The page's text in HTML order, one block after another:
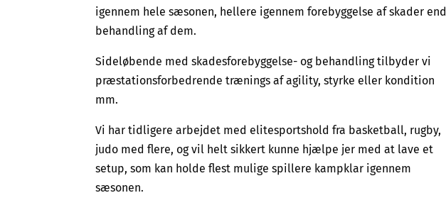
igennem hele sæsonen, hellere igennem forebyggelse af skader end
behandling af dem.
Sideløbende med skadesforebyggelse- og behandling tilbyder vi
præstationsforbedrende trænings af agility, styrke eller kondition
mm.
Vi har tidligere arbejdet med elitesportshold fra basketball, rugby,
judo med flere, og vil helt sikkert kunne hjælpe jer med at lave et
setup, som kan holde flest mulige spillere kampklar igennem
sæsonen.